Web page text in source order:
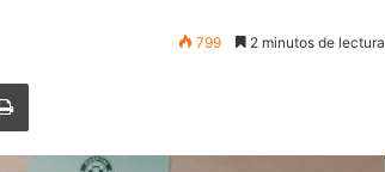
799 2 minutos de lectura
Imprimir